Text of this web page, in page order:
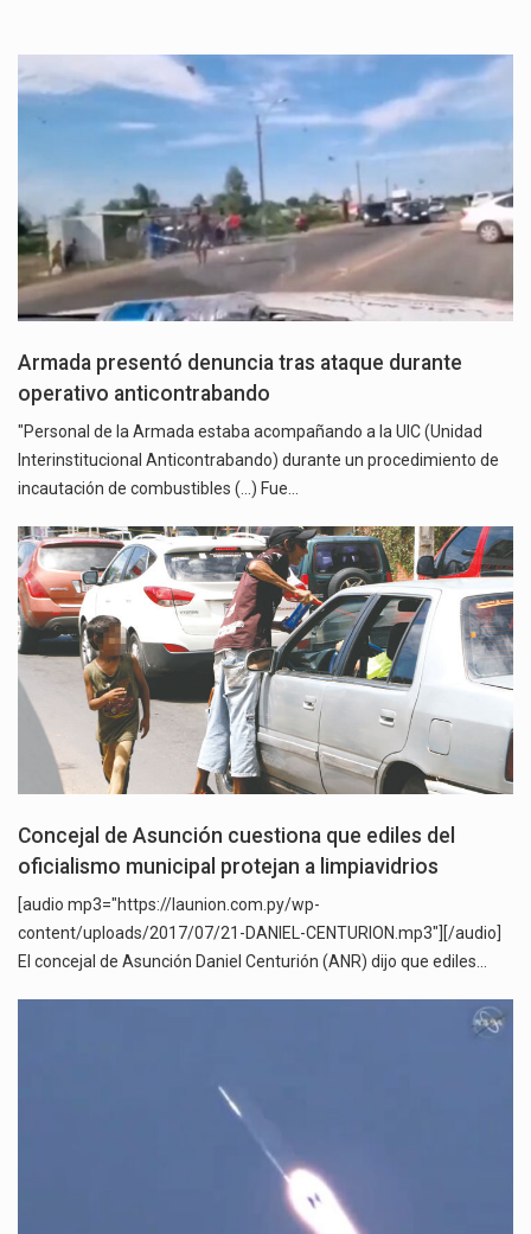
Armada presentó denuncia tras ataque durante
operativo anticontrabando
"Personal de la Armada estaba acompañando a la UIC (Unidad
Interinstitucional Anticontrabando) durante un procedimiento de
incautación de combustibles (...) Fue…
Concejal de Asunción cuestiona que ediles del
oficialismo municipal protejan a limpiavidrios
[audio mp3="https://launion.com.py/wp-
content/uploads/2017/07/21-DANIEL-CENTURION.mp3"][/audio]
El concejal de Asunción Daniel Centurión (ANR) dijo que ediles…